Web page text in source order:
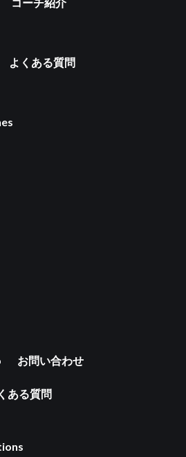
よくある質問
お問い合わせ
ある質問